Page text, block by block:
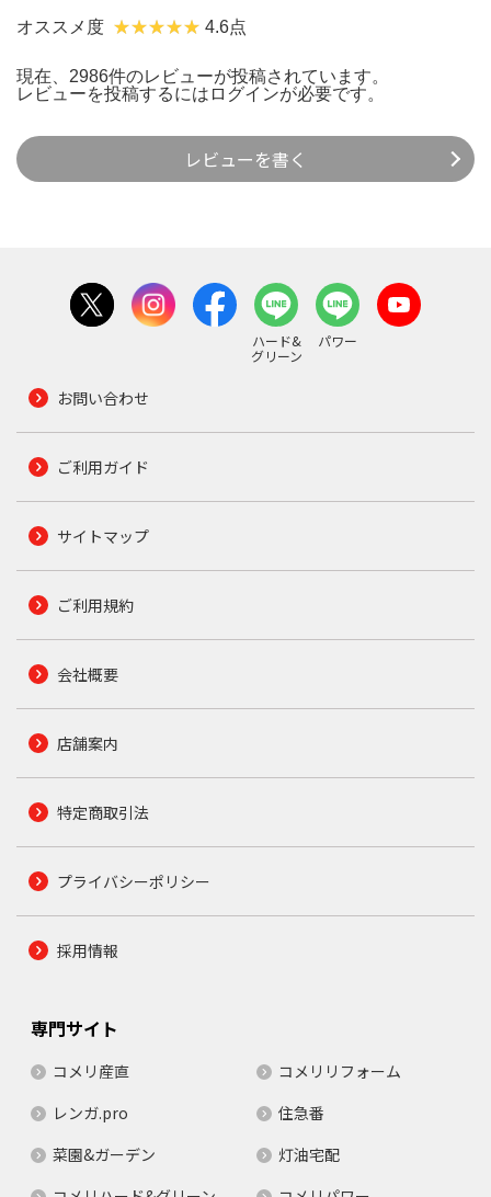
オススメ度 4.6点
現在、2986件のレビューが投稿されています。
レビューを投稿するには ログインが必要です。
レビューを書く
ハード&
グリーン
パワー
お問い合わせ
ご利用ガイド
サイトマップ
ご利用規約
会社概要
店舗案内
特定商取引法
プライバシーポリシー
採用情報
専門サイト
コメリ産直
コメリリフォーム
レンガ.pro
住急番
菜園&ガーデン
灯油宅配